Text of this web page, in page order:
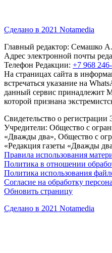
Сделано в 2021 Notamedia
Главный редактор: Семашко
Адрес электронной почты
Телефон Редакции: +7 968
На страницах сайта в
встречаться указание на
данный сервис принадлежит
которой признана
Свидетельство о
Учредители: Общество с
«Дважды два», Общество с
«Редакция газеты «Дважды
Правила использования
Политика в отношении
Политика использования
Согласие на обработку
Обновить страницу
Сделано в 2021 Notamedia